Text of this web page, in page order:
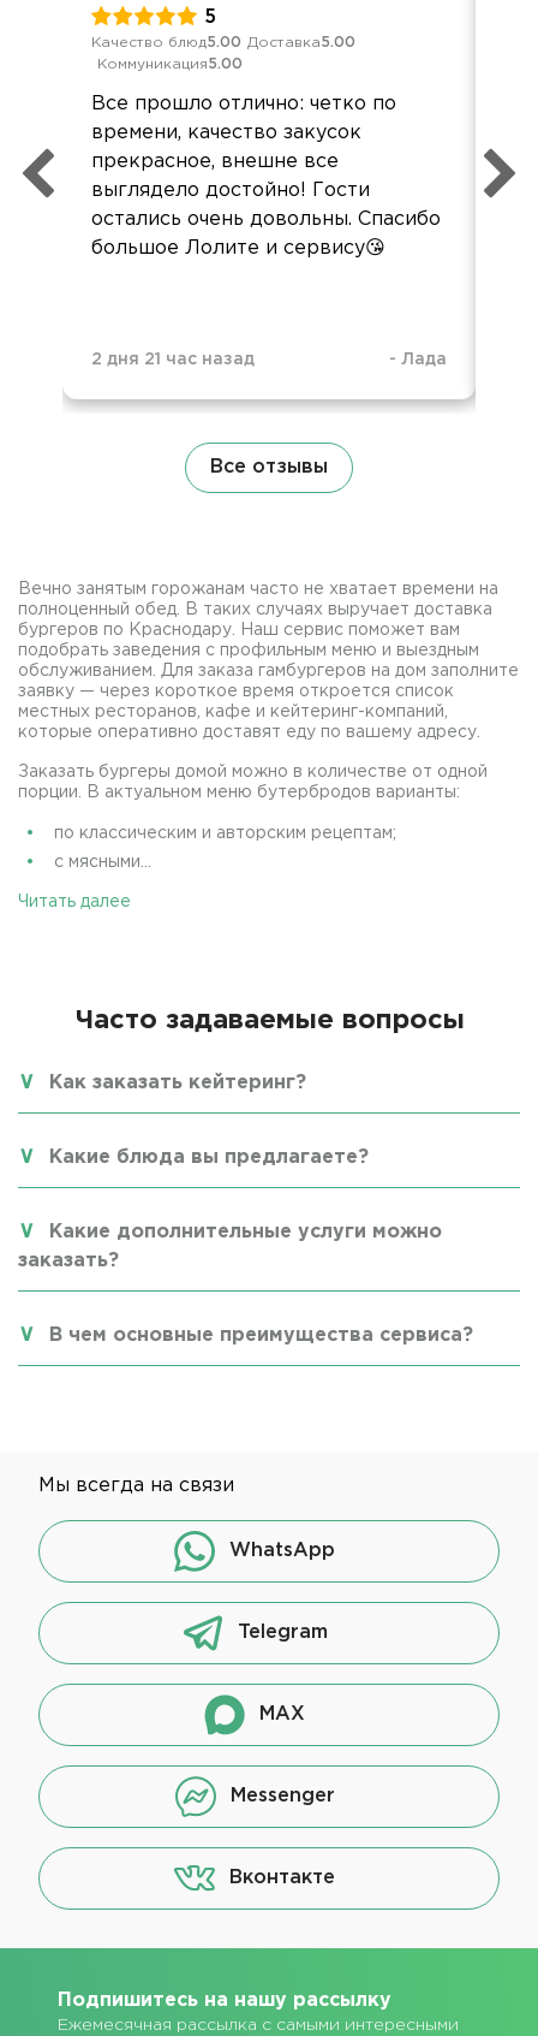
5
Качество блюд5.00 Доставка5.00
Коммуникация5.00
Все прошло отлично: четко по
времени, качество закусок
прекрасное, внешне все
выглядело достойно! Гости
остались очень довольны. Спасибо
большое Лолите и сервису😘
2 дня 21 час назад - Лада
Все отзывы
Вечно занятым горожанам часто не хватает времени на
полноценный обед. В таких случаях выручает доставка
бургеров по Краснодару. Наш сервис поможет вам
подобрать заведения с профильным меню и выездным
обслуживанием. Для заказа гамбургеров на дом заполните
заявку — через короткое время откроется список
местных ресторанов, кафе и кейтеринг-компаний,
которые оперативно доставят еду по вашему адресу.
Заказать бургеры домой можно в количестве от одной
порции. В актуальном меню бутербродов варианты:
по классическим и авторским рецептам;
с мясными...
Читать далее
Часто задаваемые вопросы
Как заказать кейтеринг?
Какие блюда вы предлагаете?
Какие дополнительные услуги можно
заказать?
В чем основные преимущества сервиса?
Мы всегда на связи
WhatsApp
Telegram
MAX
Messenger
Вконтакте
Подпишитесь на нашу рассылку
Ежемесячная рассылка с самыми интересными